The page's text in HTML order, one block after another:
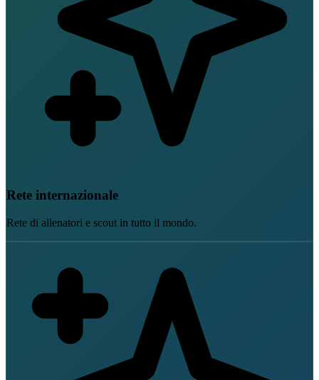
Rete internazionale
Rete di allenatori e scout in tutto il mondo.